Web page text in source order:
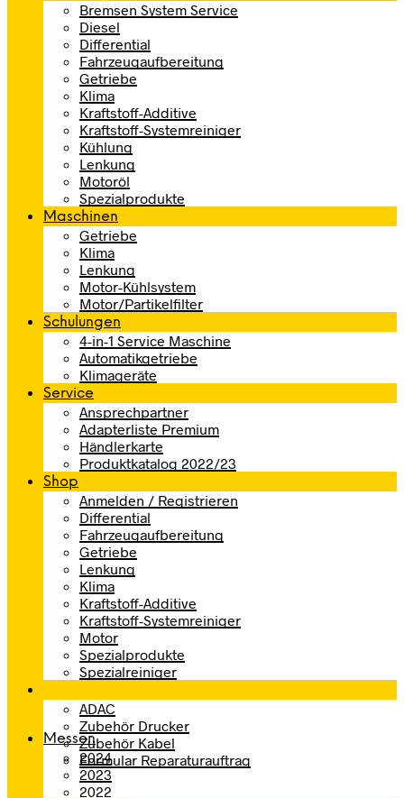
Bremsen System Service
Diesel
Differential
Fahrzeugaufbereitung
Getriebe
Klima
Kraftstoff-Additive
Kraftstoff-Systemreiniger
Kühlung
Lenkung
Motoröl
Spezialprodukte
Maschinen
Getriebe
Klima
Lenkung
Motor-Kühlsystem
Motor/Partikelfilter
Schulungen
4-in-1 Service Maschine
Automatikgetriebe
Klimageräte
Service
Ansprechpartner
Adapterliste Premium
Händlerkarte
Produktkatalog 2022/23
Shop
Anmelden / Registrieren
Differential
Fahrzeugaufbereitung
Getriebe
Lenkung
Klima
Kraftstoff-Additive
Kraftstoff-Systemreiniger
Motor
Spezialprodukte
Spezialreiniger
ADAC
Zubehör Drucker
Zubehör Kabel
Formular Reparaturauftrag
Messen
2024
2023
2022